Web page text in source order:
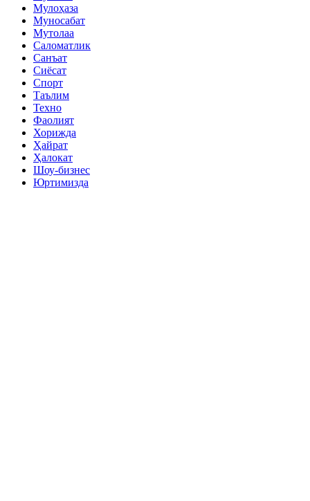
Мулоҳаза
Муносабат
Мутолаа
Саломатлик
Санъат
Сиёсат
Спорт
Таълим
Техно
Фаолият
Хорижда
Ҳайрат
Ҳалокат
Шоу-бизнес
Юртимизда